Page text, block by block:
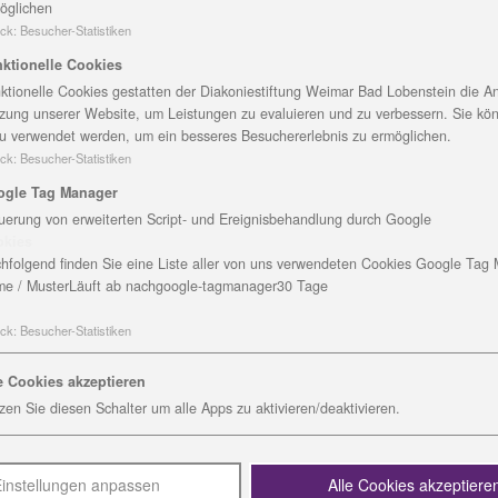
40 an Demenz erkrankte Menschen
gehörende Haus Elisabeth wurde Ende 2011 vom
kam das Ergebnis. Das Haus konnte mit der
dem Landesdurchschnitt (1,3).
in den Seniorenzentren durchgeführt. Bewertet
soziale Betreuung und Alltagsgestaltung (1,0) sowie
Bewohner (1,0).
am Standort des ehemaligen Krankenhauses. Es
40 Plätze in vier Wohngruppen.
Haltung gegenüber den alt gewordenen
stehen bei der Betreuung und im Alltag des
wir auch“, sagt Nicole Hartenstein, Pflegedienstleiterin
: Besucher-Statistiken
Cookies
Cookies gestatten der Diakoniestiftung Weimar Bad Lobenstein die
unserer Website, um Leistungen zu evaluieren und zu verbessern. Sie
verwendet werden, um ein besseres Besuchererlebnis zu ermöglichen.
: Besucher-Statistiken
Tag Manager
von erweiterten Script- und Ereignisbehandlung durch Google
finden Sie eine Liste aller von uns verwendeten Cookies Google Tag
/ MusterLäuft ab nachgoogle-tagmanager30 Tage
: Besucher-Statistiken
Cookies akzeptieren
Sie diesen Schalter um alle Apps zu aktivieren/deaktivieren.
anpassen Alle Cookies